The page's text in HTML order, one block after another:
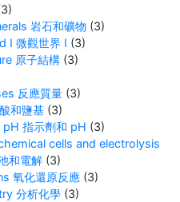
岩石和礦物 (3)
I 微觀世界 I (3)
原子結構 (3)
反應質量 (3)
和鹽基 (3)
指示劑和 pH (3)
cells and electrolysis
和電解 (3)
氧化還原反應 (3)
分析化學 (3)